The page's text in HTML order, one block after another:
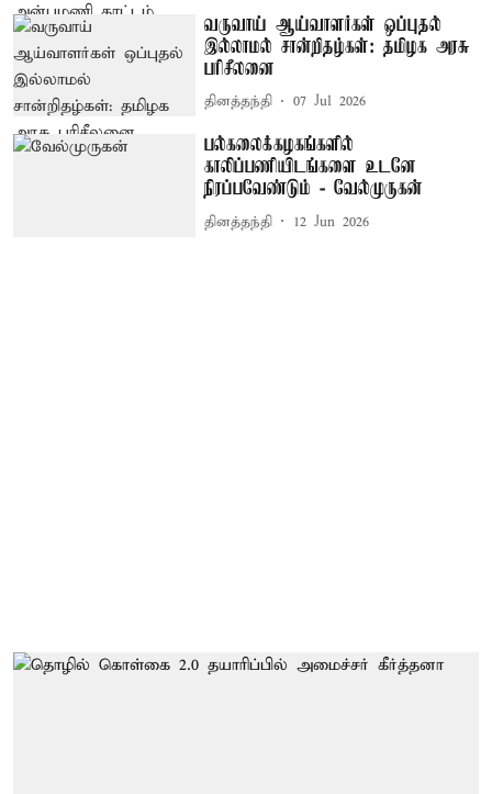
வருவாய் ஆய்வாளர்கள் ஒப்புதல்
இல்லாமல் சான்றிதழ்கள்: தமிழக அரசு
பரிசீலனை
தினத்தந்தி 07 Jul 2026
பல்கலைக்கழகங்களில்
காலிப்பணியிடங்களை உடனே
நிரப்பவேண்டும் - வேல்முருகன்
தினத்தந்தி 12 Jun 2026